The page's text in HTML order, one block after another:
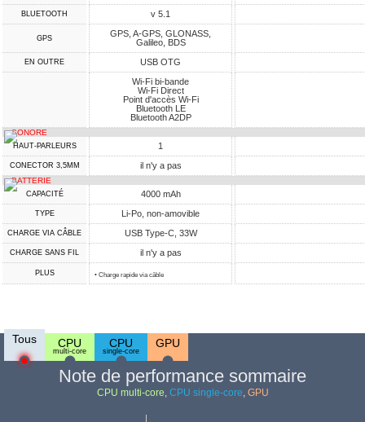
BLUETOOTH v 5.1
GPS
GPS, A-GPS, GLONASS,
Galileo, BDS
EN OUTRE
USB OTG
Wi-Fi bi-bande
Wi-Fi Direct
Point d'accès Wi-Fi
Bluetooth LE
Bluetooth A2DP
SONORE
HAUT-PARLEURS 1
CONECTOR 3,5MM il n'y a pas
BATTERIE
CAPACITÉ 4000 mAh
TYPE Li-Po, non-amovible
CHARGE VIA CÂBLE USB Type-C, 33W
CHARGE SANS FIL il n'y a pas
PLUS • Charge rapide via câble
Tous CPU
multi-core
CPU
single-core
GPU
Note de performance sommaire
CPU multi-core, CPU single-core, GPU